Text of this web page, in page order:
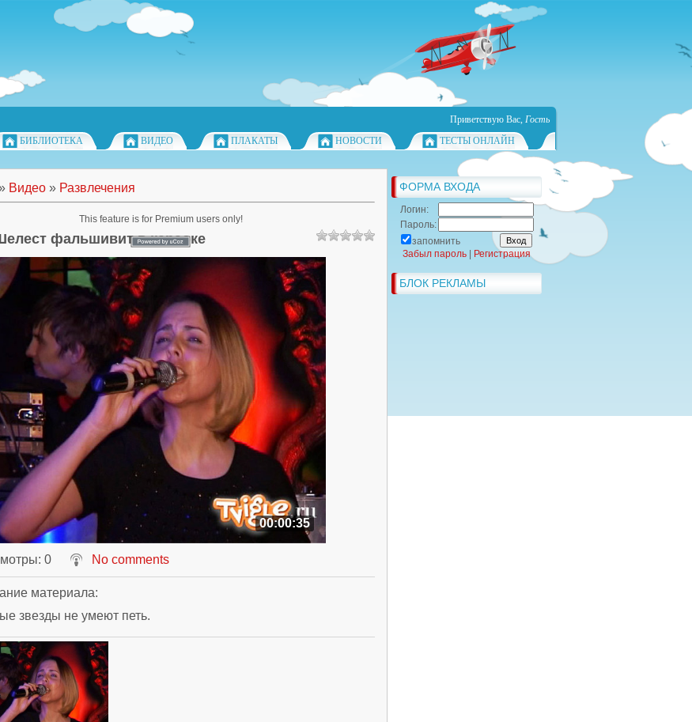
Приветствую Вас, Гость
БИБЛИОТЕКА ВИДЕО ПЛАКАТЫ НОВОСТИ
ТЕСТЫ ОНЛАЙН
Видео » Развлечения
фальшивит в караоке
00:00:35
: 0 No comments
материала:
звезды не умеют петь.
ФОРМА ВХОДА
Логин:
Пароль:
запомнить
Забыл пароль
Регистрация
БЛОК РЕКЛАМЫ
This feature is for Premium users only!